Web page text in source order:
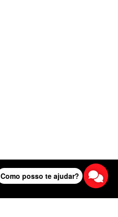
Como posso te ajudar?